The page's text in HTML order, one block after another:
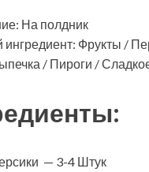
На полдник
Фрукты /
/ Пироги /
— 3-4 Штук